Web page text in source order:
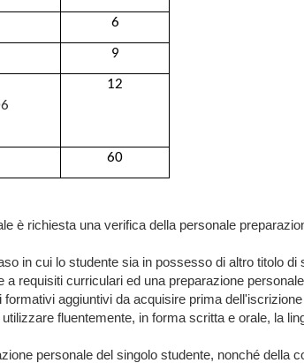
6
9
12
60
è richiesta una verifica della personale
in cui lo studente sia in possesso di altro titolo
requisiti curriculari ed una preparazione
aggiuntivi da acquisire prima
fluentemente, in forma scritta e orale, la
personale del singolo studente, nonché